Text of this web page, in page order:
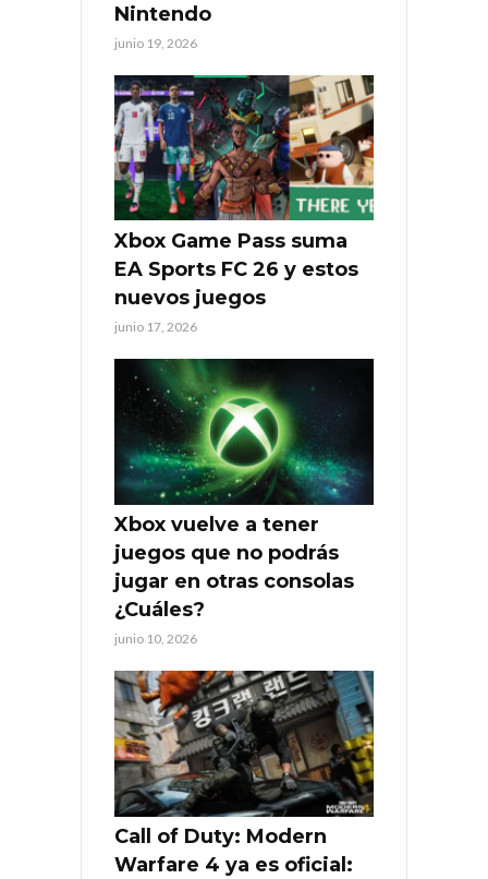
Nintendo
junio 19, 2026
Xbox Game Pass suma
EA Sports FC 26 y estos
nuevos juegos
junio 17, 2026
Xbox vuelve a tener
juegos que no podrás
jugar en otras consolas
¿Cuáles?
junio 10, 2026
Call of Duty: Modern
Warfare 4 ya es oficial: